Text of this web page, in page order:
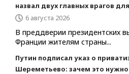
назвал двух главных врагов
6 августа 2026
В преддверии президентских
Франции жителям страны...
Путин подписал указ о
Шереметьево: зачем это нужно